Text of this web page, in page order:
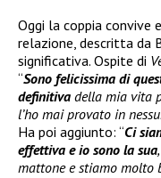
Oggi la coppia convive
relazione, descritta da
significativa. Ospite di
“Sono felicissima di
definitiva della mia vita
l’ho mai provato in
Ha poi aggiunto: “Ci
effettiva e io sono la sua
mattone e stiamo molto